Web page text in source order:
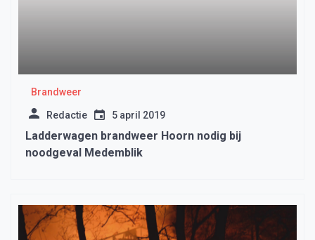
Brandweer
Redactie 5 april 2019
Ladderwagen brandweer Hoorn nodig bij
noodgeval Medemblik